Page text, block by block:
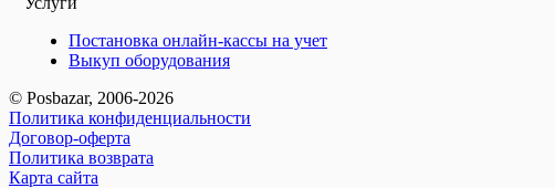
Постановка онлайн-кассы на учет
Выкуп оборудования
© Posbazar, 2006-2026
Политика конфиденциальности
Договор-оферта
Политика возврата
Карта сайта